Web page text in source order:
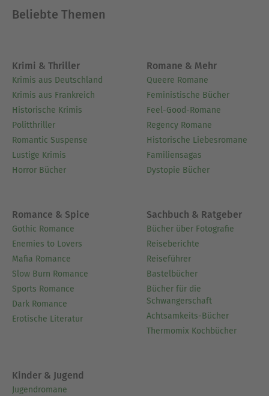
Beliebte Themen
Krimi & Thriller
Krimis aus Deutschland
Krimis aus Frankreich
Historische Krimis
Politthriller
Romantic Suspense
Lustige Krimis
Horror Bücher
Romane & Mehr
Queere Romane
Feministische Bücher
Feel-Good-Romane
Regency Romane
Historische Liebesromane
Familiensagas
Dystopie Bücher
Romance & Spice
Gothic Romance
Enemies to Lovers
Mafia Romance
Slow Burn Romance
Sports Romance
Dark Romance
Erotische Literatur
Sachbuch & Ratgeber
Bücher über Fotografie
Reiseberichte
Reiseführer
Bastelbücher
Bücher für die
Schwangerschaft
Achtsamkeits-Bücher
Thermomix Kochbücher
Kinder & Jugend
Jugendromane